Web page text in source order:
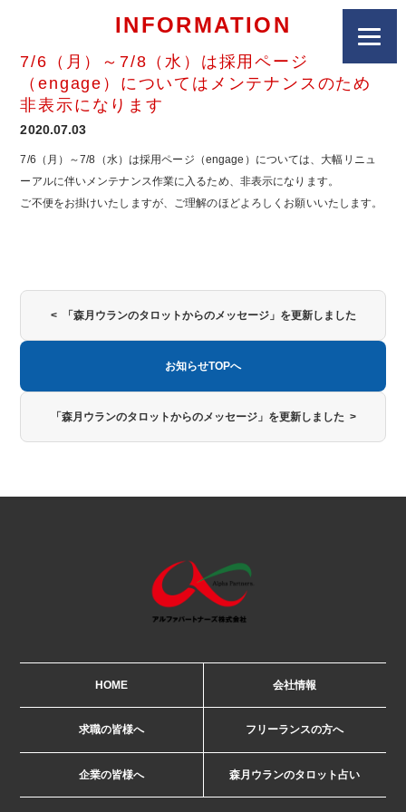
INFORMATION
7/6（月）～7/8（水）は採用ページ
（engage）についてはメンテナンスのため
非表示になります
2020.07.03
7/6（月）～7/8（水）は採用ページ（engage）については、大幅リニュ
ーアルに伴いメンテナンス作業に入るため、非表示になります。
ご不便をお掛けいたしますが、ご理解のほどよろしくお願いいたします。
< 「森月ウランのタロットからのメッセージ」を更新しました
お知らせTOPへ
「森月ウランのタロットからのメッセージ」を更新しました >
HOME 会社情報
求職の皆様へ フリーランスの方へ
企業の皆様へ 森月ウランのタロット占い